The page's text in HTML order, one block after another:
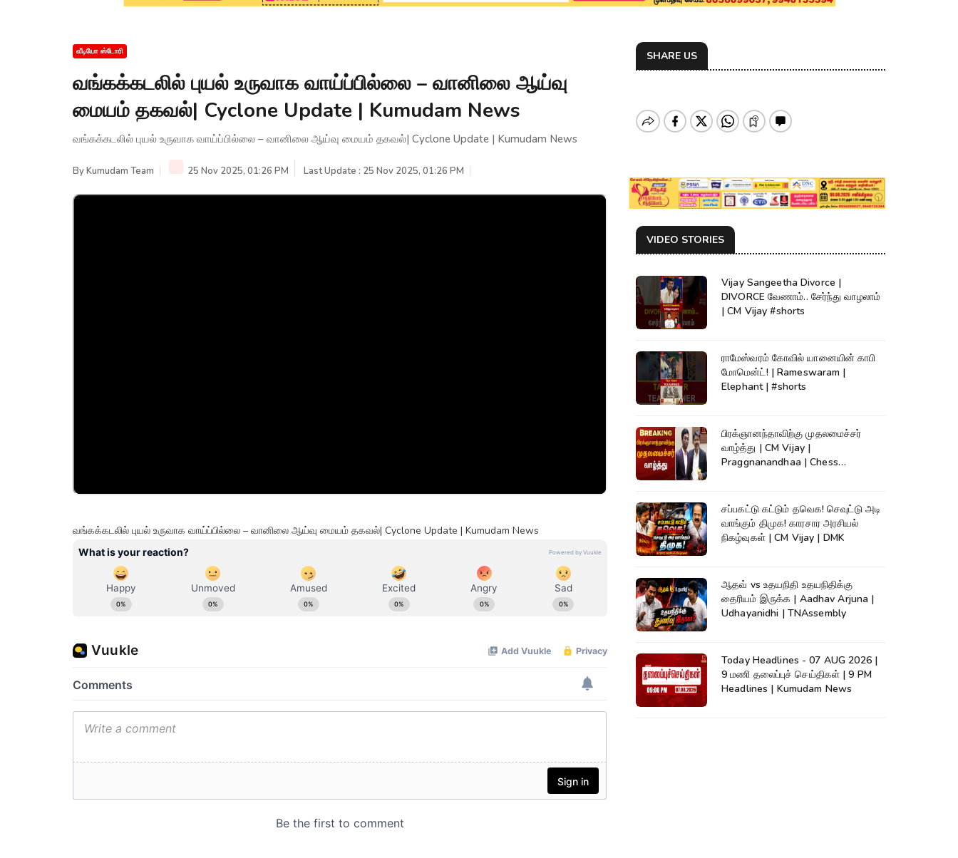
வீடியோ ஸ்டோரி
வங்கக்கடலில் புயல் உருவாக வாய்ப்பில்லை – வானிலை ஆய்வு
மையம் தகவல்| Cyclone Update | Kumudam News
வங்கக்கடலில் புயல் உருவாக வாய்ப்பில்லை – வானிலை ஆய்வு மையம் தகவல்| Cyclone Update | Kumudam News
ByKumudam Team 25 Nov 2025, 01:26 PM Last Update : 25 Nov 2025, 01:26 PM
வங்கக்கடலில் புயல் உருவாக வாய்ப்பில்லை – வானிலை ஆய்வு மையம் தகவல்| Cyclone Update | Kumudam News
SHARE US
VIDEO STORIES
Vijay Sangeetha Divorce |
DIVORCE வேணாம்.. சேர்ந்து வாழலாம்
| CM Vijay #shorts
ராமேஸ்வரம் கோவில் யானையின் காபி
மோமென்ட்! | Rameswaram |
Elephant | #shorts
பிரக்ஞானந்தாவிற்கு முதலமைச்சர்
வாழ்த்து | CM Vijay |
Praggnanandhaa | Chess
சப்பகட்டு கட்டும் தவெக! செவுட்டு அடி
வாங்கும் திமுக! காரசார அரசியல்
நிகழ்வுகள் | CM Vijay | DMK
ஆதவ் vs உதயநிதி உதயநிதிக்கு
தைரியம் இருக்க | Aadhav Arjuna |
Udhayanidhi | TNAssembly
Today Headlines - 07 AUG 2026 |
9 மணி தலைப்புச் செய்திகள் | 9 PM
Headlines | Kumudam News